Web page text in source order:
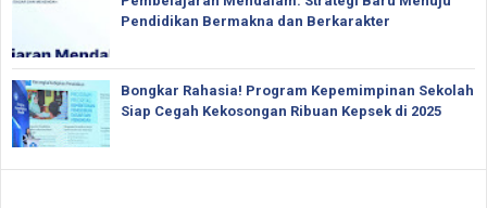
Pendidikan Bermakna dan Berkarakter
Bongkar Rahasia! Program Kepemimpinan Sekolah
Siap Cegah Kekosongan Ribuan Kepsek di 2025